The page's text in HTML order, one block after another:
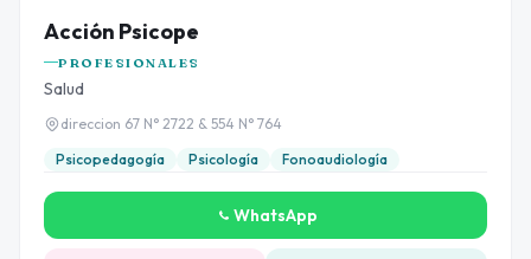
Acción Psicope
PROFESIONALES
Salud
direccion 67 N° 2722 & 554 N° 764
Psicopedagogía
Psicología Fonoaudiología
WhatsApp